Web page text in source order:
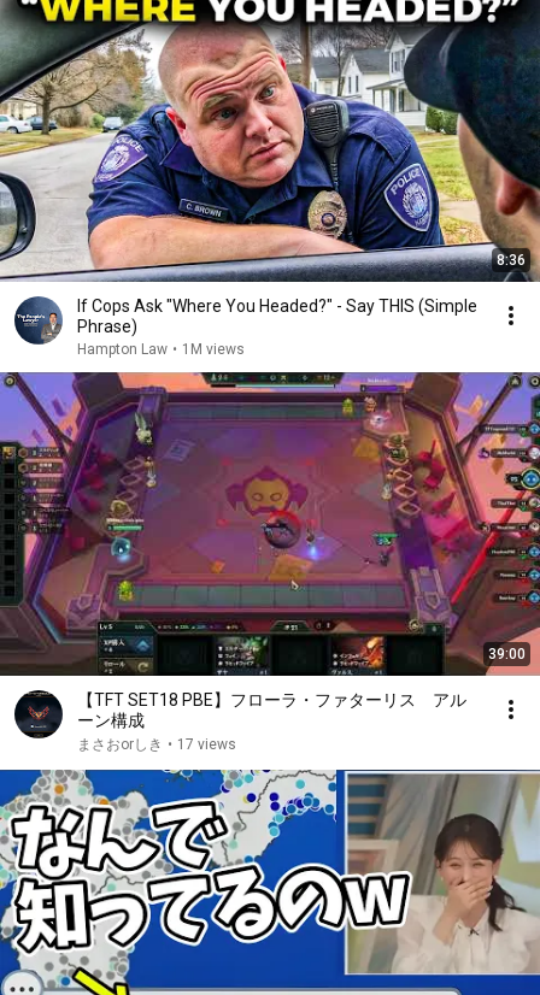
8:36
If Cops Ask "Where You Headed?" - Say THIS (Simple
Phrase)
Hampton Law • 1M views
39:00
【TFT SET18 PBE】フローラ・ファターリス アル
ーン構成
まさおorしき • 17 views